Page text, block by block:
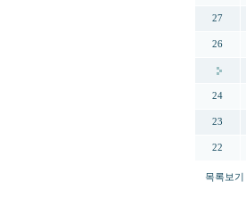
27
26
24
23
22
목록보기